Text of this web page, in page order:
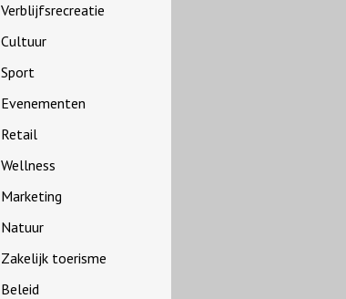
Verblijfsrecreatie
Cultuur
Sport
Evenementen
Retail
Wellness
Marketing
Natuur
Zakelijk toerisme
Beleid